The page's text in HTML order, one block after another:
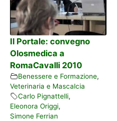
Il Portale: convegno
Olosmedica a
RomaCavalli 2010
Benessere e Formazione,
Veterinaria e Mascalcia
Carlo Pignattelli,
Eleonora Origgi,
Simone Ferrian